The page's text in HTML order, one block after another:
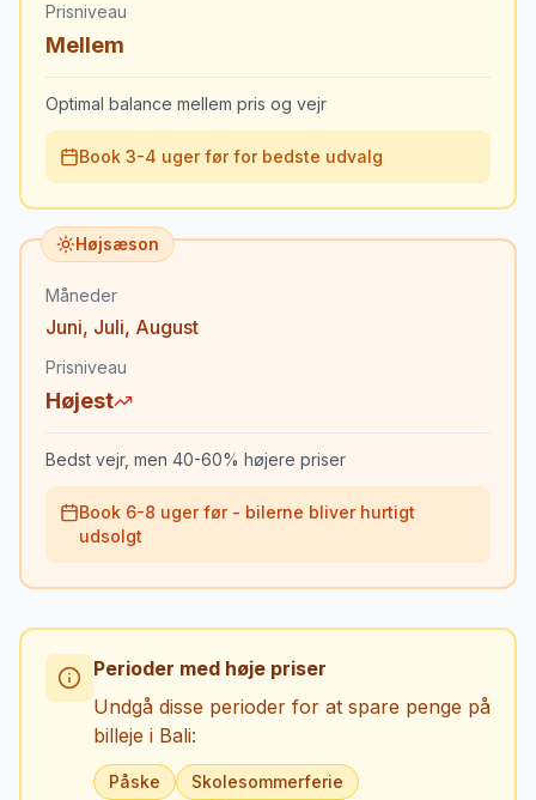
Prisniveau
Mellem
Optimal balance mellem pris og vejr
Book 3-4 uger før for bedste udvalg
Højsæson
Måneder
Juni, Juli, August
Prisniveau
Højest
Bedst vejr, men 40-60% højere priser
Book 6-8 uger før - bilerne bliver hurtigt
udsolgt
Perioder med høje priser
Undgå disse perioder for at spare penge på
billeje i Bali:
Påske
Skolesommerferie